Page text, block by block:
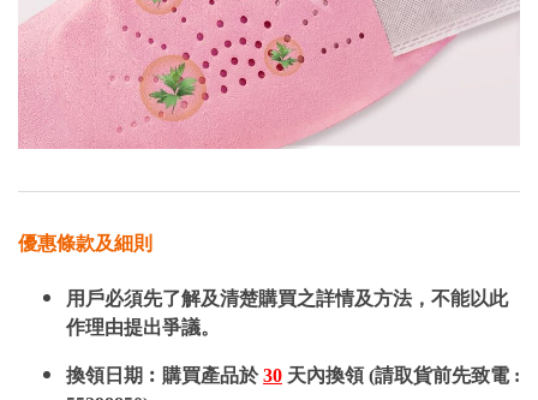
優惠條款及細則
用戶必須先了解及清楚購買之詳情及方法，不能以此
作理由提出爭議。
換領日期︰購買產品於30 天內換領 (請取貨前先致電 :